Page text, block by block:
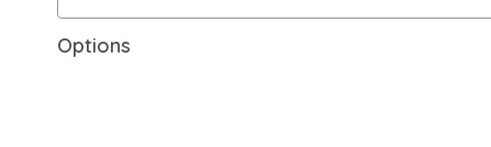
Options